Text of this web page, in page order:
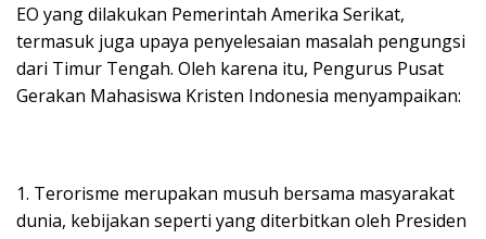
EO yang dilakukan Pemerintah Amerika Serikat,
termasuk juga upaya penyelesaian masalah pengungsi
dari Timur Tengah. Oleh karena itu, Pengurus Pusat
Gerakan Mahasiswa Kristen Indonesia menyampaikan:
1. Terorisme merupakan musuh bersama masyarakat
dunia, kebijakan seperti yang diterbitkan oleh Presiden